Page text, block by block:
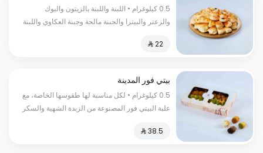
0.5 كيلوغرام • اللبنة واللبنة بالزيتون والبوك
والزعتر والبيتزا والجبنة مالحة وجبنة العكاوي واللبنة
الحرارية:١٣٠سعرة حرارية
⁨⁦‪‬ 22⁩
بيتي فور المدينة
0.5 كيلوغرام • لكل مناسبة لها طقوسها الخاصة، مع
علبة البيتي فور المصنوعة من الزبدة الشهية والسكر
الفاخر السعرات الحرارية:٢٥٠سعرة حرارية